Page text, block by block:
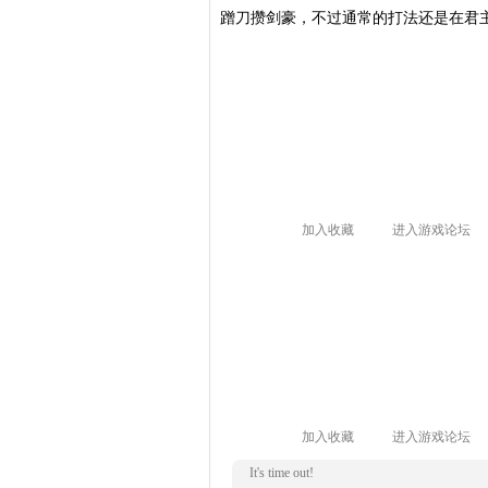
蹭刀攒剑豪，不过通常的打法还是在
加入收藏 进入游戏论坛
加入收藏 进入游戏论坛
It's time out!